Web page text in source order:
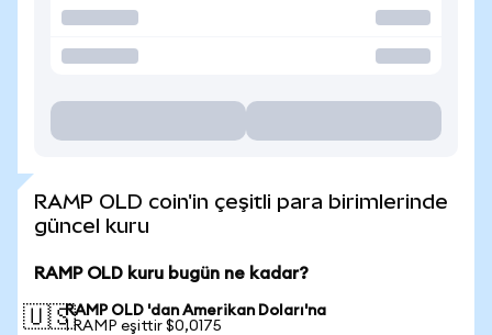
RAMP OLD coin'in çeşitli para birimlerinde
güncel kuru
RAMP OLD kuru bugün ne kadar?
🇺🇸RAMP OLD 'dan Amerikan Doları'na
1 RAMP eşittir $0,0175